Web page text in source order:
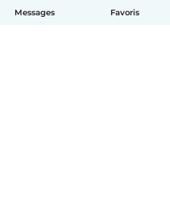
Messages Favoris